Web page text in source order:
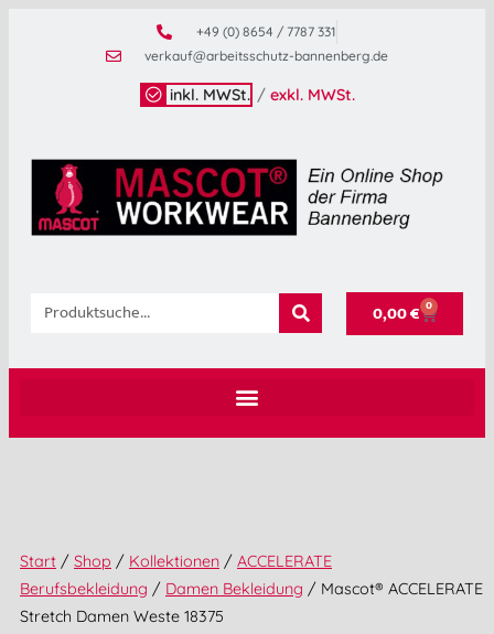
+49 (0) 8654 / 7787 331
verkauf@arbeitsschutz-bannenberg.de
inkl. MWSt. / exkl. MWSt.
0,00€ 0
Start / Shop / Kollektionen / ACCELERATE
Berufsbekleidung / Damen Bekleidung / Mascot® ACCELERATE
Stretch Damen Weste 18375